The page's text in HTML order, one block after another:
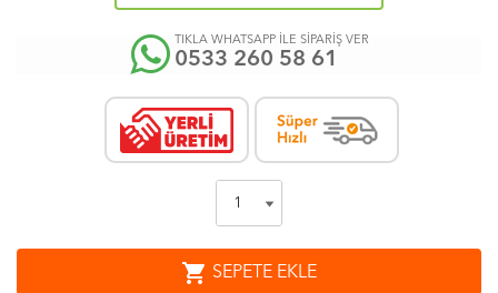
TIKLA WHATSAPP İLE SİPARİŞ VER
0533 260 58 61
shopping_cart SEPETE EKLE